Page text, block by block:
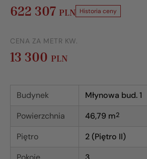
622 307 PLN Historia ceny
CENA ZA METR KW.
13 300 PLN
Budynek
Młynowa bud. 1
Powierzchnia
46,79 m2
Piętro
2 (Piętro II)